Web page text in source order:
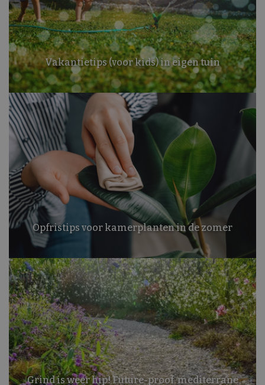
Vakantietips (voor kids) in eigen tuin
Opfristips voor kamerplanten in de zomer
Grind is weer hip! Future-proof, mediterrane